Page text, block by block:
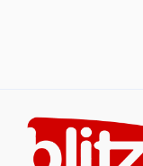
content